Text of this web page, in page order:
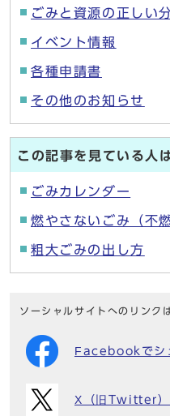
ごみと資源の正しい
イベント情報
各種申請書
その他のお知らせ
この記事を見ている人
ごみカレンダー
燃やさないごみ（不
粗大ごみの出し方
ソーシャルサイトへのリンク
Facebookでシ
X（旧Twitter）